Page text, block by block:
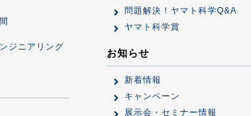
ジニアリング
問題解決！ヤマト科学Q&A
ヤマト科学賞
お知らせ
新着情報
キャンペーン
展示会・セミナー情報